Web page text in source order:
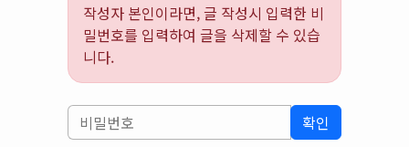
작성자 본인이라면, 글 작성시 입력한 비
밀번호를 입력하여 글을 삭제할 수 있습
니다.
확인